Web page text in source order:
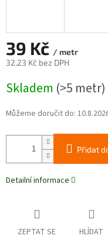
39 Kč / metr
32,23 Kč bez DPH
cena:
Skladem (>5 metr)
Můžeme doručit do:
Přidat
Detailní informace
ZEPTAT SE HLÍDAT